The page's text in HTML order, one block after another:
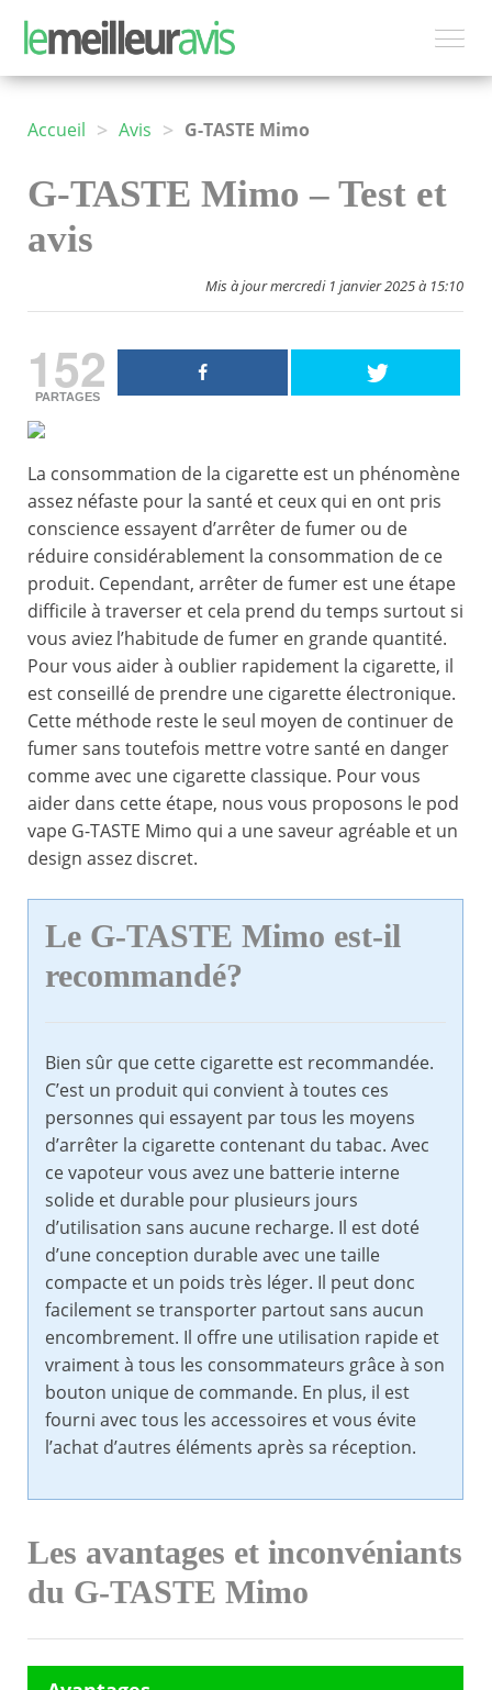
Accueil > Avis > G-TASTE Mimo
G-TASTE Mimo – Test et
avis
Mis à jour mercredi 1 janvier 2025 à 15:10
152
PARTAGES
La consommation de la cigarette est un phénomène
assez néfaste pour la santé et ceux qui en ont pris
conscience essayent d’arrêter de fumer ou de
réduire considérablement la consommation de ce
produit. Cependant, arrêter de fumer est une étape
difficile à traverser et cela prend du temps surtout si
vous aviez l’habitude de fumer en grande quantité.
Pour vous aider à oublier rapidement la cigarette, il
est conseillé de prendre une cigarette électronique.
Cette méthode reste le seul moyen de continuer de
fumer sans toutefois mettre votre santé en danger
comme avec une cigarette classique. Pour vous
aider dans cette étape, nous vous proposons le pod
vape G-TASTE Mimo qui a une saveur agréable et un
design assez discret.
Le G-TASTE Mimo est-il
recommandé?
Bien sûr que cette cigarette est recommandée.
C’est un produit qui convient à toutes ces
personnes qui essayent par tous les moyens
d’arrêter la cigarette contenant du tabac. Avec
ce vapoteur vous avez une batterie interne
solide et durable pour plusieurs jours
d’utilisation sans aucune recharge. Il est doté
d’une conception durable avec une taille
compacte et un poids très léger. Il peut donc
facilement se transporter partout sans aucun
encombrement. Il offre une utilisation rapide et
vraiment à tous les consommateurs grâce à son
bouton unique de commande. En plus, il est
fourni avec tous les accessoires et vous évite
l’achat d’autres éléments après sa réception.
Les avantages et inconvéniants
du G-TASTE Mimo